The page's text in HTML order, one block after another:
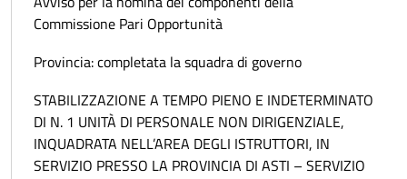
Commissione Pari Opportunità
Provincia: completata la squadra di governo
STABILIZZAZIONE A TEMPO PIENO E INDETERMINATO
DI N. 1 UNITÀ DI PERSONALE NON DIRIGENZIALE,
INQUADRATA NELL’AREA DEGLI ISTRUTTORI, IN
SERVIZIO PRESSO LA PROVINCIA DI ASTI – SERVIZIO